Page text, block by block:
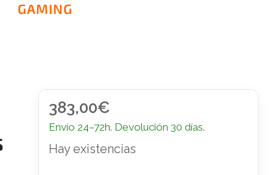
GAMING
383,00€
Envío 24–72h. Devolución 30 días.
Hay existencias